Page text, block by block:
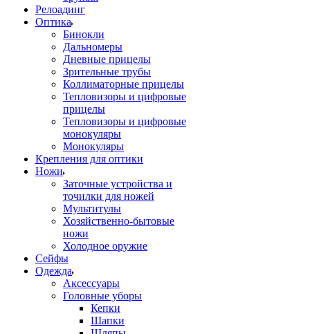
Релоадинг
Оптика
Бинокли
Дальномеры
Дневные прицелы
Зрительные трубы
Коллиматорные прицелы
Тепловизоры и цифровые
прицелы
Тепловизоры и цифровые
монокуляры
Монокуляры
Крепления для оптики
Ножи
Заточные устройства и
точилки для ножей
Мультитулы
Хозяйственно-бытовые
ножи
Холодное оружие
Сейфы
Одежда
Аксессуары
Головные уборы
Кепки
Шапки